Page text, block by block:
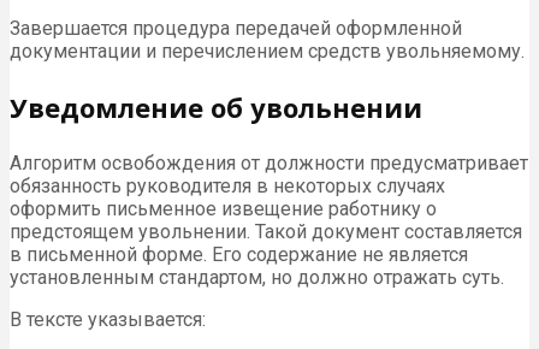
Завершается процедура передачей оформленной
документации и перечислением средств увольняемому.
Уведомление об увольнении
Алгоритм освобождения от должности предусматривает
обязанность руководителя в некоторых случаях
оформить письменное извещение работнику о
предстоящем увольнении. Такой документ составляется
в письменной форме. Его содержание не является
установленным стандартом, но должно отражать суть.
В тексте указывается: